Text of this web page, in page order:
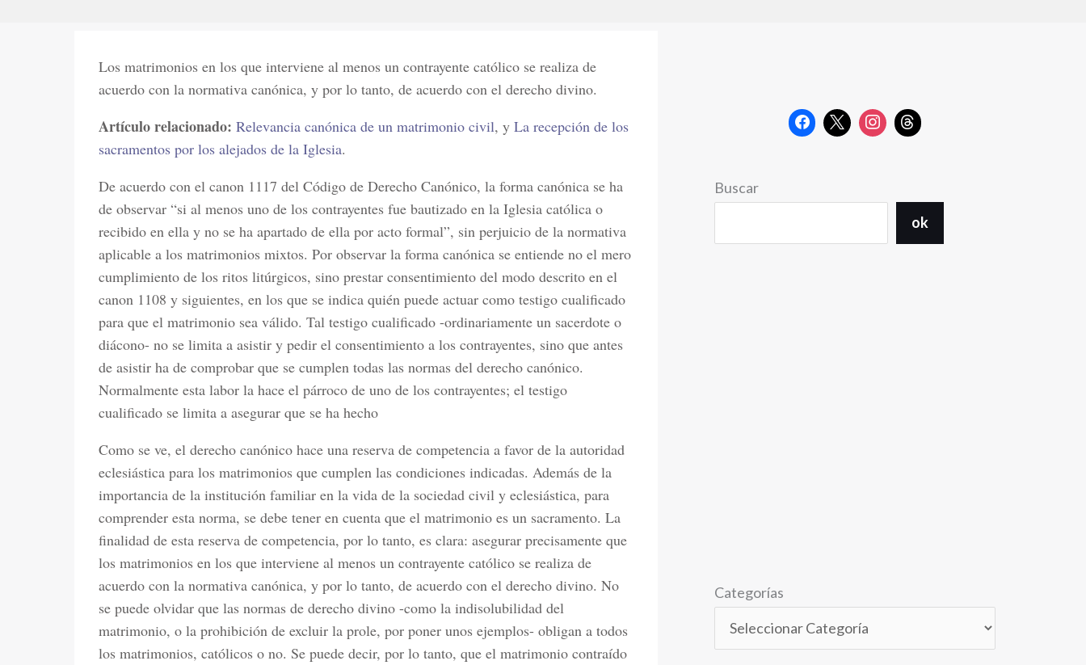
Los matrimonios en los que interviene al menos un contrayente católico se realiza de
acuerdo con la normativa canónica, y por lo tanto, de acuerdo con el derecho divino.
Artículo relacionado: Relevancia canónica de un matrimonio civil, y La recepción de los
sacramentos por los alejados de la Iglesia.
De acuerdo con el canon 1117 del Código de Derecho Canónico, la forma canónica se ha
de observar “si al menos uno de los contrayentes fue bautizado en la Iglesia católica o
recibido en ella y no se ha apartado de ella por acto formal”, sin perjuicio de la normativa
aplicable a los matrimonios mixtos. Por observar la forma canónica se entiende no el mero
cumplimiento de los ritos litúrgicos, sino prestar consentimiento del modo descrito en el
canon 1108 y siguientes, en los que se indica quién puede actuar como testigo cualificado
para que el matrimonio sea válido. Tal testigo cualificado -ordinariamente un sacerdote o
diácono- no se limita a asistir y pedir el consentimiento a los contrayentes, sino que antes
de asistir ha de comprobar que se cumplen todas las normas del derecho canónico.
Normalmente esta labor la hace el párroco de uno de los contrayentes; el testigo
cualificado se limita a asegurar que se ha hecho
Como se ve, el derecho canónico hace una reserva de competencia a favor de la autoridad
eclesiástica para los matrimonios que cumplen las condiciones indicadas. Además de la
importancia de la institución familiar en la vida de la sociedad civil y eclesiástica, para
comprender esta norma, se debe tener en cuenta que el matrimonio es un sacramento. La
finalidad de esta reserva de competencia, por lo tanto, es clara: asegurar precisamente que
los matrimonios en los que interviene al menos un contrayente católico se realiza de
acuerdo con la normativa canónica, y por lo tanto, de acuerdo con el derecho divino. No
se puede olvidar que las normas de derecho divino -como la indisolubilidad del
matrimonio, o la prohibición de excluir la prole, por poner unos ejemplos- obligan a todos
los matrimonios, católicos o no. Se puede decir, por lo tanto, que el matrimonio contraído
Buscar
ok
Categorías